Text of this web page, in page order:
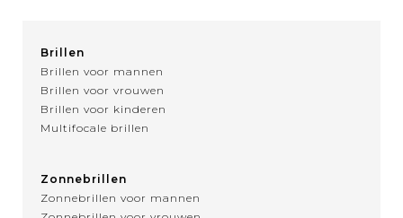
Brillen
Brillen voor mannen
Brillen voor vrouwen
Brillen voor kinderen
Multifocale brillen
Zonnebrillen
Zonnebrillen voor mannen